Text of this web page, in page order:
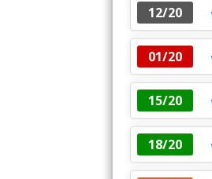
12/20
01/20
15/20
18/20